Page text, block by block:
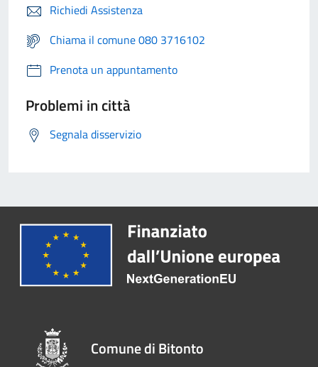
Richiedi Assistenza
Chiama il comune 080 3716102
Prenota un appuntamento
Problemi in città
Segnala disservizio
Comune di Bitonto